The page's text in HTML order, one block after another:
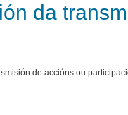
da
de accións ou